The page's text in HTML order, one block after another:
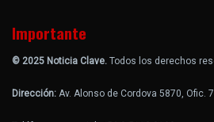
Importante
© 2025 Noticia Clave. Todos los derechos
Dirección: Av. Alonso de Cordova 5870, Ofic.